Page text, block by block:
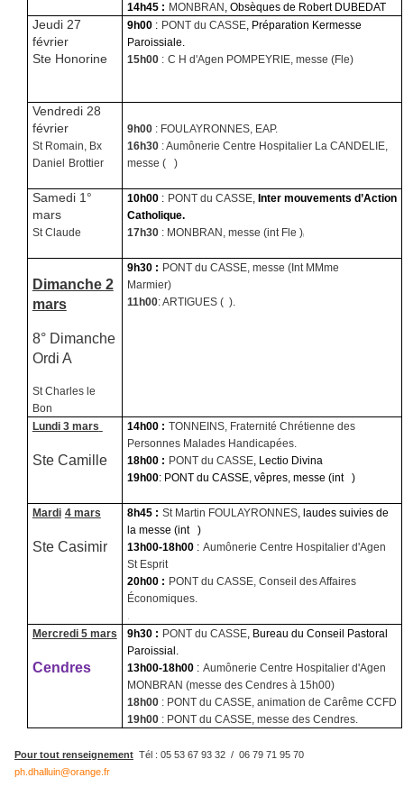
14h45 : MONBRAN , Obsèques de Robert DUBEDAT
Jeudi 27
février
Ste Honorine
9h00 : PONT du CASSE, Préparation Kermesse
Paroissiale.
15h00 : C H d'Agen POMPEYRIE, messe (Fle)
Vendredi 28
février
St Romain, Bx
Daniel
Brottier
9h00 : FOULAYRONNES, EAP.
16h30 : Aumônerie Centre Hospitalier La CANDELIE,
messe (
)
Samedi 1°
mars
St Claude
10h00 : PONT du CASSE, Inter mouvements d’Action
Catholique.
17h30 : MONBRAN, messe (int Fle ))
Dimanche 2
mars
8° Dimanche
Ordi A
St Charles le
Bon
9h30 : PONT du CASSE, messe (Int MMme
Marmier)
11h00: ARTIGUES ( ).
Lundi 3 mars
Ste Camille
14h00 : TONNEINS, Fraternité Chrétienne des
Personnes Malades Handicapées.
18h00 : PONT du CASSE, Lectio Divina
19h00: PONT du CASSE, vêpres, messe (int )
Mardi 4 mars
Ste Casimir
8h45 : St Martin FOULAYRONNES, laudes suivies de
la messe (int
)
13h00-18h00 : Aumônerie Centre Hospitalier d'Agen
St Esprit
20h00 : PONT du CASSE, Conseil des Affaires
Économiques.
Mercredi 5 mars
Cendres
9h30 : PONT du CASSE, Bureau du Conseil Pastoral
Paroissial.
13h00-18h00 : Aumônerie Centre Hospitalier d'Agen
MONBRAN (messe des Cendres à 15h00)
18h00 : PONT du CASSE, animation de Carême CCFD
19h00 : PONT du CASSE, messe des Cendres.
Pour tout renseignement Tél : 05 53 67 93 32 / 06 79 71 95 70
ph.dhalluin@orange.fr